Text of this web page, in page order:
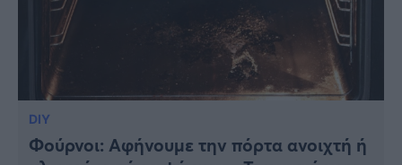
DIY
Φούρνοι: Αφήνουμε την πόρτα ανοιχτή ή